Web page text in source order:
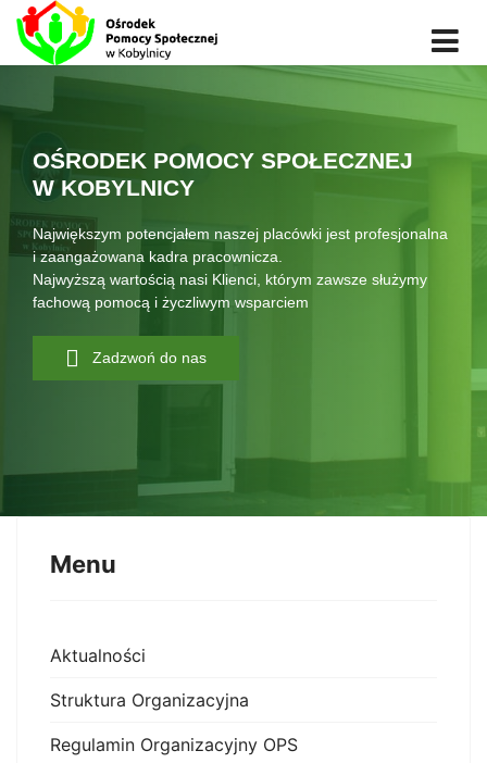
OŚRODEK POMOCY SPOŁECZNEJ
W KOBYLNICY
Największym potencjałem naszej placówki jest profesjonalna
i zaangażowana kadra pracownicza.
Najwyższą wartością nasi Klienci, którym zawsze służymy
fachową pomocą i życzliwym wsparciem
Zadzwoń do nas
Menu
Aktualności
Struktura Organizacyjna
Regulamin Organizacyjny OPS